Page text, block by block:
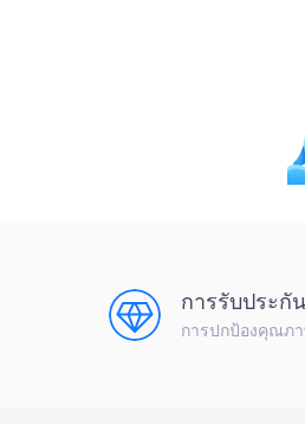
การรับประ
การปกป้องคุณภ